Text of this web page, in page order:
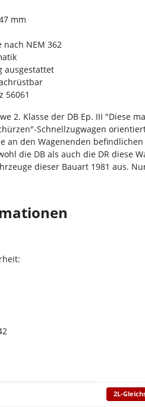
mm
NEM 362
ausgestattet
56061
2. Klasse der DB Ep. III "Diese
Schnellzugwagen
an den Wagenenden
die DB als auch die DR diese
dieser Bauart 1981 aus.
2L-